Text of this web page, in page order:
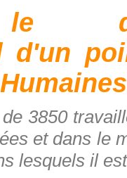
d'un
3850
et dans le
lesquels il